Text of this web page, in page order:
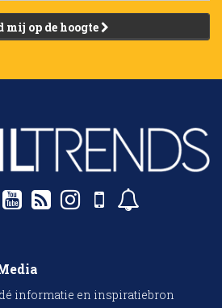
mij op de hoogte
informatie en inspiratiebron